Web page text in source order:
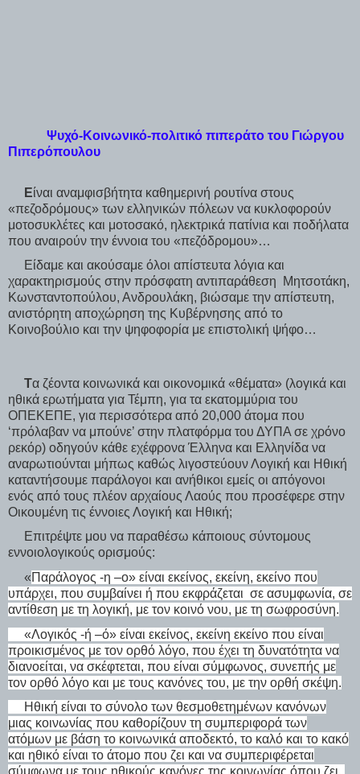
Ψυχό-Κοινωνικό-πολιτικό πιπεράτο του Γιώργου
Πιπερόπουλου
Είναι αναμφισβήτητα καθημερινή ρουτίνα στους
«πεζοδρόμους» των ελληνικών πόλεων να κυκλοφορούν
μοτοσυκλέτες και μοτοσακό, ηλεκτρικά πατίνια και ποδήλατα
που αναιρούν την έννοια του «πεζόδρομου»…
Είδαμε και ακούσαμε όλοι απίστευτα λόγια και
χαρακτηρισμούς στην πρόσφατη αντιπαράθεση Μητσοτάκη,
Κωνσταντοπούλου, Ανδρουλάκη, βιώσαμε την απίστευτη,
ανιστόρητη αποχώρηση της Κυβέρνησης από το
Κοινοβούλιο και την ψηφοφορία με επιστολική ψήφο…
Τα ζέοντα κοινωνικά και οικονομικά «θέματα» (λογικά και
ηθικά ερωτήματα για Τέμπη, για τα εκατομμύρια του
ΟΠΕΚΕΠΕ, για περισσότερα από 20,000 άτομα που
‘πρόλαβαν να μπούνε’ στην πλατφόρμα του ΔΥΠΑ σε χρόνο
ρεκόρ) οδηγούν κάθε εχέφρονα Έλληνα και Ελληνίδα να
αναρωτιούνται μήπως καθώς λιγοστεύουν Λογική και Ηθική
καταντήσουμε παράλογοι και ανήθικοι εμείς οι απόγονοι
ενός από τους πλέον αρχαίους Λαούς που προσέφερε στην
Οικουμένη τις έννοιες Λογική και Ηθική;
Επιτρέψτε μου να παραθέσω κάποιους σύντομους
εννοιολογικούς ορισμούς:
«Παράλογος -η –ο» είναι εκείνος, εκείνη, εκείνο που
υπάρχει, που συμβαίνει ή που εκφράζεται σε ασυμφωνία, σε
αντίθεση με τη λογική, με τον κοινό νου, με τη σωφροσύνη.
«Λογικός -ή –ό» είναι εκείνος, εκείνη εκείνο που είναι
προικισμένος με τον ορθό λόγο, που έχει τη δυνατότητα να
διανοείται, να σκέφτεται, που είναι σύμφωνος, συνεπής με
τον ορθό λόγο και με τους κανόνες του, με την ορθή σκέψη.
Ηθική είναι το σύνολο των θεσμοθετημένων κανόνων
μιας κοινωνίας που καθορίζουν τη συμπεριφορά των
ατόμων με βάση το κοινωνικά αποδεκτό, το καλό και το κακό
και ηθικό είναι το άτομο που ζει και να συμπεριφέρεται